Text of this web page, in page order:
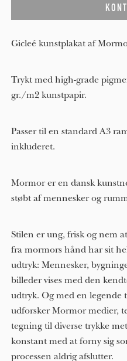
Gicleé kunstplakat af
Trykt med high-grade
gr./m2 kunstpapir.
Passer til en standard A3
inkluderet.
Mormor er en dansk
støbt af mennesker og
Stilen er ung, frisk og nem
fra mormors hånd har sit
udtryk: Mennesker,
billeder vises med den
udtryk. Og med en legende
udforsker Mormor medier,
tegning til diverse trykke
konstant med at forny sig
processen aldrig afslutter.